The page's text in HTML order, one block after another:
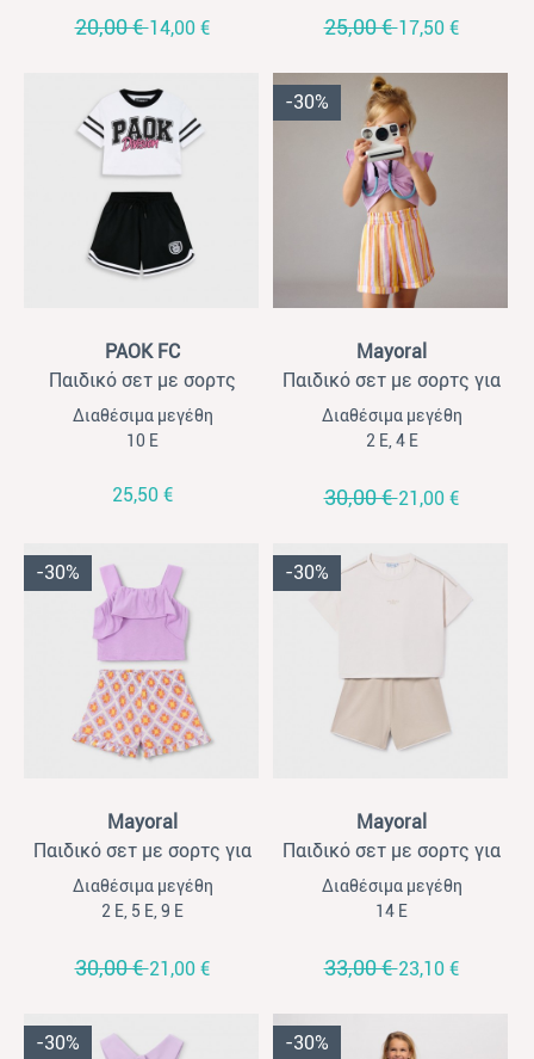
20,00 €14,00 € 25,00 €17,50 €
PAOK FC
Παιδικό σετ με σορτς
PAOK FC για κορίτσια
λευκό- μαύρο
Διαθέσιμα μεγέθη
10 Ε
25,50 €
-30%
Mayoral
Παιδικό σετ με σορτς για
κορίτσια Mayoral λιλά-
ριγέ πορτοκαλί
Διαθέσιμα μεγέθη
2 Ε, 4 Ε
30,00 €21,00 €
-30%
Mayoral
Παιδικό σετ με σορτς για
κορίτσια Mayoral λιλά
Διαθέσιμα μεγέθη
2 Ε, 5 Ε, 9 Ε
30,00 €21,00 €
-30%
Mayoral
Παιδικό σετ με σορτς για
κορίτσια Mayoral μακό
εκρού- μπεζ
Διαθέσιμα μεγέθη
14 Ε
33,00 €23,10 €
-30% -30%